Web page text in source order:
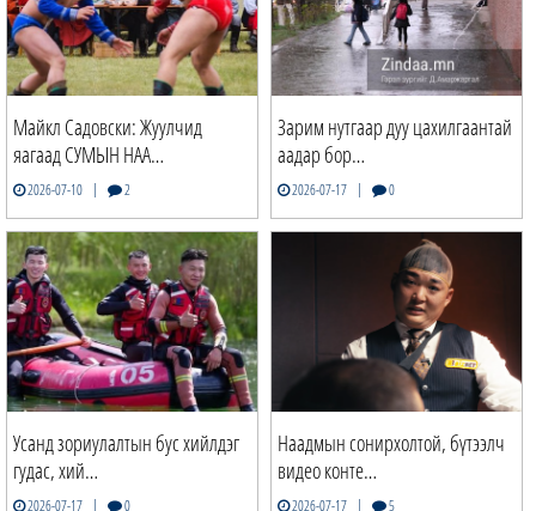
Майкл Садовски: Жуулчид
яагаад СУМЫН НАА…
2026-07-10 | 2
Зарим нутгаар дуу цахилгаантай
аадар бор…
2026-07-17 | 0
Усанд зориулалтын бус хийлдэг
гудас, хий…
2026-07-17 | 0
Наадмын сонирхолтой, бүтээлч
видео конте…
2026-07-17 | 5